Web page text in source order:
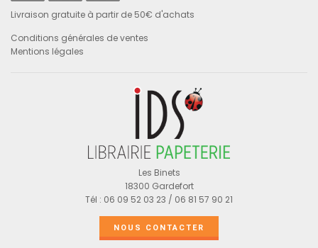
Livraison gratuite à partir de 50€ d'achats
Conditions générales de ventes
Mentions légales
Les Binets
18300 Gardefort
Tél : 06 09 52 03 23 / 06 81 57 90 21
NOUS CONTACTER